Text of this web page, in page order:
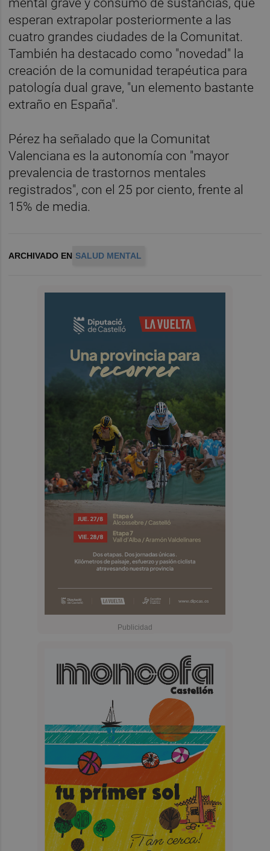
mental grave y consumo de sustancias, que
esperan extrapolar posteriormente a las
cuatro grandes ciudades de la Comunitat.
También ha destacado como "novedad" la
creación de la comunidad terapéutica para
patología dual grave, "un elemento bastante
extraño en España".
Pérez ha señalado que la Comunitat
Valenciana es la autonomía con "mayor
prevalencia de trastornos mentales
registrados", con el 25 por ciento, frente al
15% de media.
ARCHIVADO EN SALUD MENTAL